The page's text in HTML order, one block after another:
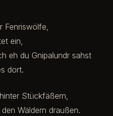
Fenriswölfe,
ein,
eh du Gnipalundr sahst
dort.
Stückfäßern,
Wäldern draußen.